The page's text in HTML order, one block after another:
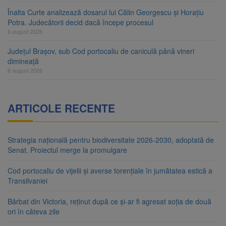
Înalta Curte analizează dosarul lui Călin Georgescu și Horațiu
Potra. Judecătorii decid dacă începe procesul
6 august 2026
Județul Brașov, sub Cod portocaliu de caniculă până vineri
dimineață
6 august 2026
ARTICOLE RECENTE
Strategia națională pentru biodiversitate 2026-2030, adoptată de
Senat. Proiectul merge la promulgare
Cod portocaliu de vijelii și averse torențiale în jumătatea estică a
Transilvaniei
Bărbat din Victoria, reținut după ce și-ar fi agresat soția de două
ori în câteva zile